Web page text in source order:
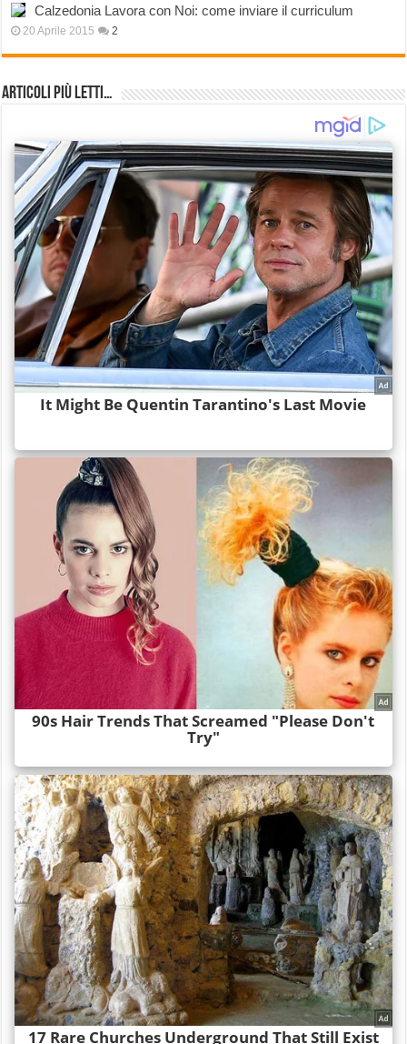
Calzedonia Lavora con Noi: come inviare il curriculum
20 Aprile 2015 2
Articoli più Letti…